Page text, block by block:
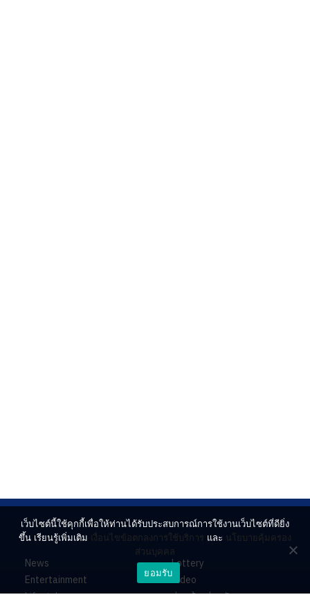
News
Entertainment
Lifestyle
Lottery
Video
ร่วมด้วยช่วยกัน
เว็บไซต์นี้ใช้คุกกี้เพื่อให้ท่านได้รับประสบการณ์การใช้งานเว็บไซต์ที่ดียิ่ง
ขึ้น เรียนรู้เพิ่มเติม เงื่อนไขข้อตกลงการใช้บริการ และ นโยบายคุ้มครอง
ส่วนบุคคล
ยอมรับ